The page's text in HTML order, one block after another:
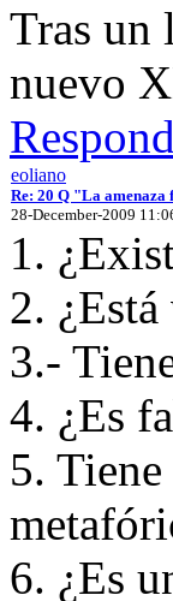
Tras un
nuevo
eoliano
Re: 20 Q "La amenaza
28-December-2009
1.
2.
3.-
4. ¿Es
5.
6. ¿Es